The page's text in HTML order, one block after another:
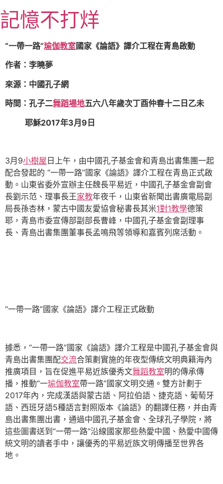
至
主
要
容
記憶不打烊
“一帶一路”瑜伽教室國家《論語》譯介工程在青島啟動
作者：李曉夢
來源：中國孔子網
時間：孔子二舞蹈場地五六八年歲次丁酉仲春十二日乙未
耶穌2017年3月9日
3月9小樹屋 日上午，由中國孔子基金會和青島出書集團一起
配合發起的 “一帶一路”國家《論語》譯介工程在青島正式啟
動。山東省委外宣辦主任魏長平易近，中國孔子基金會副會
長劉示范、理事長王家教年夜千，山東省新聞出書廣電局副
局長孫杏林，蒙古中國友愛協會秘書長其米1對1教學德策
耶，青島市委宣傳部副部長曹峰，中國孔子基金會副理事
長、青島出書集團董事長孟鳴飛等領導和嘉賓列席活動。
“一帶一路”國家《論語》譯介工程正式啟動
據悉，“一帶一路”國家《論語》譯介工程是中國孔子基金會與
青島出書集團配交流合策劃實施的年夜型傳統文明典籍海內
推廣項目，旨在促進平易近族優秀文舞蹈教室明的傳承傳
播，推動“一瑜伽教室帶一路”國家文明交通。雙方計劃于
2017年內，完成漢語與蒙古語、阿拉伯語、捷克語、葡萄牙
語、西班牙語5種語言對照版本《論語》的翻譯任務，并由青
島出書集團出書，通過中國孔子基金會、全球孔子學院，將
這些圖書送到“一帶一路”沿線國家那些熱愛中國、熱愛中國傳
統文明的讀者手中，讓優秀的平易近族文明傳播至世界各
地。